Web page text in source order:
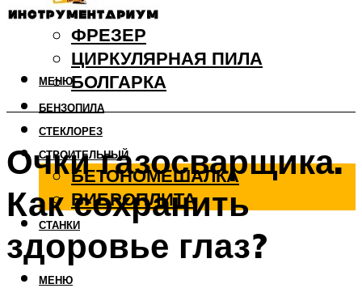
ДРЕЛЬ
ФРЕЗЕР
ЦИРКУЛЯРНАЯ ПИЛА
БОЛГАРКА
БЕНЗОПИЛА
СТЕКЛОРЕЗ
СТРОИТЕЛЬНЫЙ
БЕТОНОМЕШАЛКА
ВИБРОПЛИТА
СТАНКИ
МЕНЮ
МЕНЮ
Очки газосварщика.
Как сохранить
здоровье глаз?